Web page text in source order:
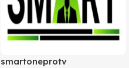
smartoneprotv